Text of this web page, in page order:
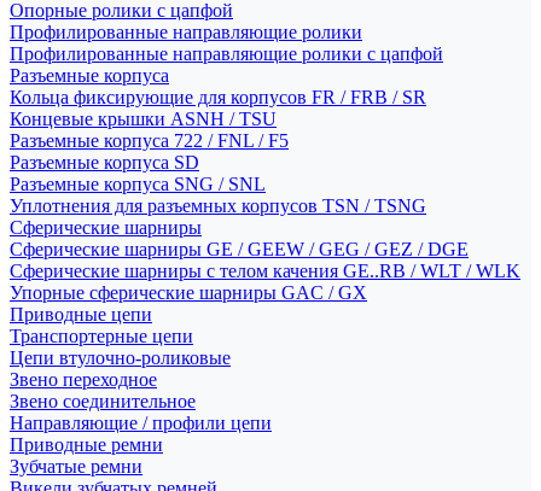
Опорные ролики с цапфой
Профилированные направляющие ролики
Профилированные направляющие ролики с цапфой
Разъемные корпуса
Кольца фиксирующие для корпусов FR / FRB / SR
Концевые крышки ASNH / TSU
Разъемные корпуса 722 / FNL / F5
Разъемные корпуса SD
Разъемные корпуса SNG / SNL
Уплотнения для разъемных корпусов TSN / TSNG
Сферические шарниры
Сферические шарниры GE / GEEW / GEG / GEZ / DGE
Сферические шарниры с телом качения GE..RB / WLT / WLK
Упорные сферические шарниры GAC / GX
Приводные цепи
Транспортерные цепи
Цепи втулочно-роликовые
Звено переходное
Звено соединительное
Направляющие / профили цепи
Приводные ремни
Зубчатые ремни